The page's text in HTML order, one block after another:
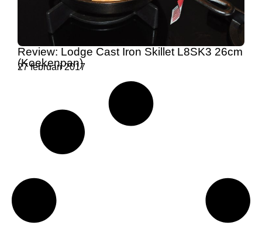
Review: Lodge Cast Iron Skillet L8SK3 26cm
(Koekenpan)
27 februari 2017